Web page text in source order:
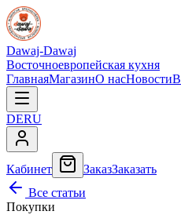
Dawaj-Dawaj
Восточноевропейская кухня
ГлавнаяМагазинО насНовости
DERU
Кабинет ЗаказЗаказать
Все статьи
Покупки